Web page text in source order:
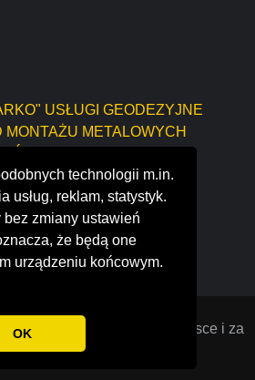
technologii m.in.
usług, reklam, statystyk.
zmiany ustawień
że będą one
urządzeniu końcowym.
OK
USŁUGI GEODEZYJNE
METALOWYCH
Arkadiusz Jurek
szewskie"
o firmach założonych w Polsce i za
prawa zastrzeżone.